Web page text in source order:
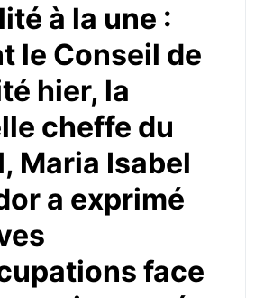
à la une :
le Conseil de
hier, la
cheffe du
Maria Isabel
a exprimé
face